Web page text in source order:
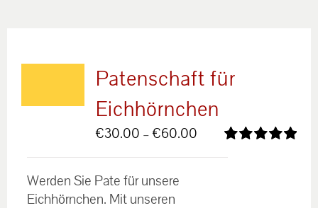
Patenschaft für
Eichhörnchen
€30.00 –€60.00Preisspanne:
Werden Sie Pate für unsere
Eichhörnchen. Mit unseren